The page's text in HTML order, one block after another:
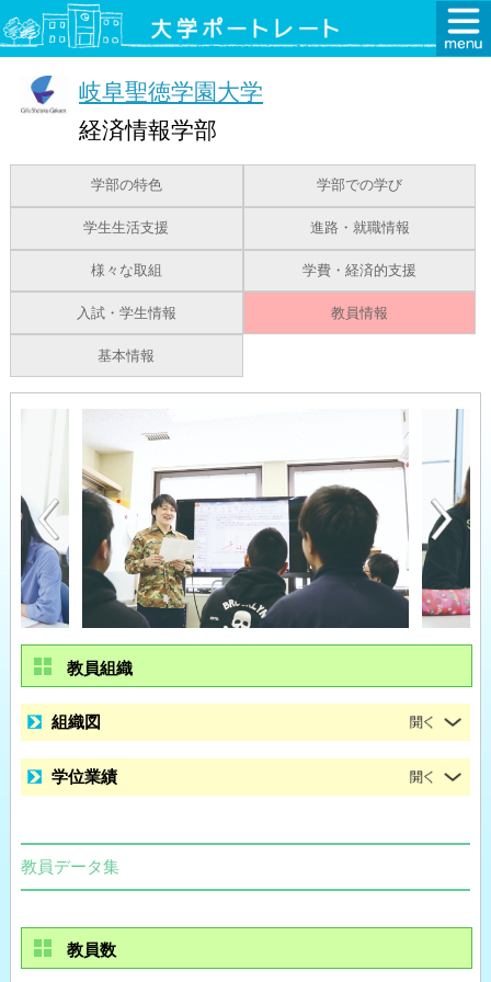
岐阜聖徳学園大学
経済情報学部
学部の特色 学部での学び
学生生活支援 進路・就職情報
様々な取組 学費・経済的支援
入試・学生情報 教員情報
基本情報
教員組織
組織図
学位業績
教員データ集
教員数